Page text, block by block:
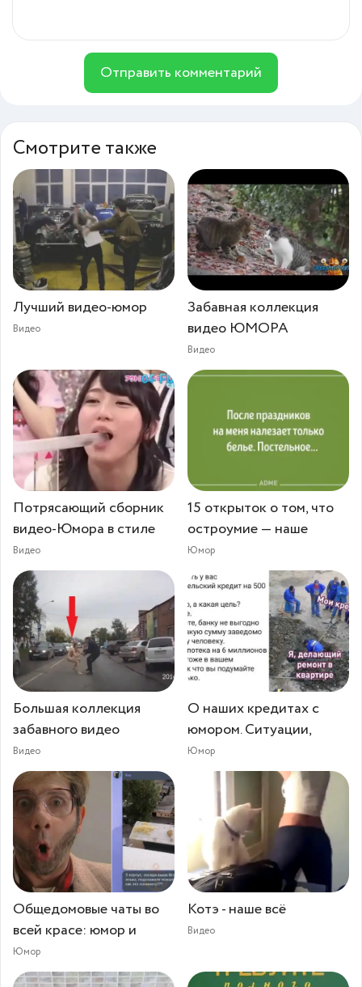
Отправить комментарий
Смотрите также
Лучший видео-юмор
Видео
Забавная коллекция
видео ЮМОРА
Видео
Потрясающий сборник
видео-Юмора в стиле
Видео
15 открыток о том, что
остроумие — наше
Юмор
Большая коллекция
забавного видео
Видео
О наших кредитах с
юмором. Ситуации,
Юмор
Общедомовые чаты во
всей красе: юмор и
Юмор
Котэ - наше всё
Видео